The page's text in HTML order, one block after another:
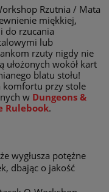
Rzutnia / Mata
miękkiej,
do rzucania
lub
rzuty nigdy nie
ułożonych wokół kart
blatu stołu!
komfortu przy stole
w Dungeons &
Rulebook.
wygłusza potężne
dbając o jakość